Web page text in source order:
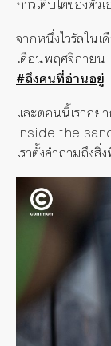
จากหนึ่งไวรัลใน
เดือนพฤศจิกายน
#ถึงคนที่อ่านอยู่
และตอนนี้เราอย
Inside the
เราตั้งคำถามถึงสิ่